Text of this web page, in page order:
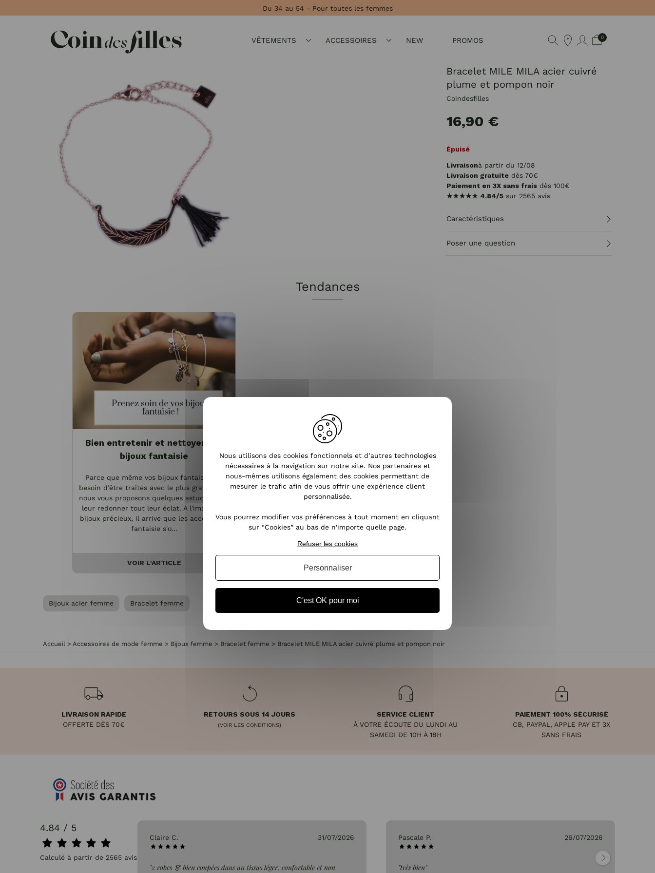
Du 34 au 54 - Pour toutes les femmes
VÊTEMENTS ACCESSOIRES NEW PROMOS 0
Bracelet MILE MILA acier cuivré
plume et pompon noir
Coindesfilles
16,90 €
Épuisé
Livraisonà partir du 12/08
Livraison gratuite dès 70€
Paiement en 3X sans frais dès 100€
★★★★★ 4.84/5 sur 2565 avis
Caractéristiques
Poser une question
Tendances
Bien entretenir et nettoyer vos
bijoux fantaisie
Parce que même vos bijoux fantaisie ont
besoin d'être traités avec le plus grand soin,
nous vous proposons quelques astuces pour
leur redonner tout leur éclat. A l'image des
bijoux précieux, il arrive que les accessoires
fantaisie s'o...
VOIR L'ARTICLE
Bijoux acier femme Bracelet femme
Accueil > Accessoires de mode femme > Bijoux femme > Bracelet femme > Bracelet MILE MILA acier cuivré plume et pompon noir
LIVRAISON RAPIDE
OFFERTE DÈS 70€
RETOURS SOUS 14 JOURS
(VOIR LES CONDITIONS)
SERVICE CLIENT
À VOTRE ÉCOUTE DU LUNDI AU
SAMEDI DE 10H À 18H
PAIEMENT 100% SÉCURISÉ
CB, PAYPAL, APPLE PAY ET 3X
SANS FRAIS
4.84 / 5
Calculé à partir de 2565 avis.
31/07/2026 Claire C. 31/07/2026
"2 robes 👗 bien coupées dans un tissus léger, confortable et non
Pascale P. 26/07/2026
"très bien"
Nous utilisons des cookies fonctionnels et d’autres technologies
nécessaires à la navigation sur notre site. Nos partenaires et
nous-mêmes utilisons également des cookies permettant de
mesurer le trafic afin de vous offrir une expérience client
personnalisée.
Vous pourrez modifier vos préférences à tout moment en cliquant
sur “Cookies” au bas de n'importe quelle page.
C'est OK pour moi
Refuser les cookies
Personnaliser